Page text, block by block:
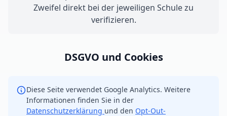
Zweifel direkt bei der jeweiligen Schule zu
verifizieren.
DSGVO und Cookies
Diese Seite verwendet Google Analytics. Weitere
Informationen finden Sie in der
Datenschutzerklärung und den Opt-Out-